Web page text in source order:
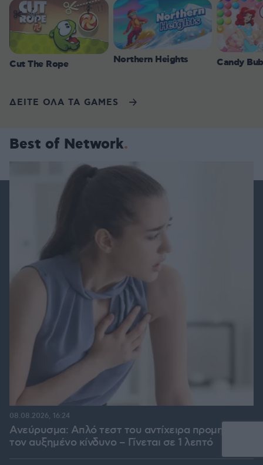
Cut The Rope Northern Heights Candy
ΔΕΙΤΕ ΟΛΑ ΤΑ GAMES
Best of Network
Ανεύρυσμα: Απλό τεστ του αντίχειρα προμηνύει
τον αυξημένο κίνδυνο – Γίνεται σε 1 λεπτό
08.08.2026, 16:24